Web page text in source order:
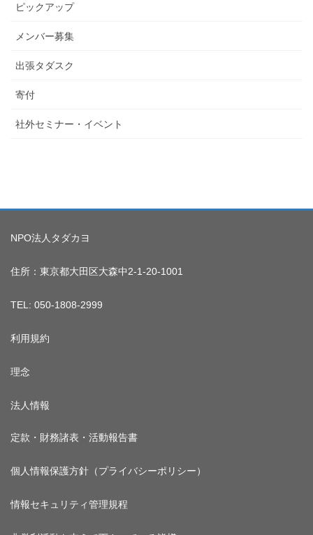
ピックアップ
メンバー募集
出張タダスク
寄付
社外セミナー・イベント
NPO法人タダカヨ
住所：東京都大田区大森中2-1-20-1001
TEL: 050-1808-2999
利用規約
理念
法人情報
定款・財務諸表・活動報告書
個人情報保護方針（プライバシーポリシー）
情報セキュリティ管理規程